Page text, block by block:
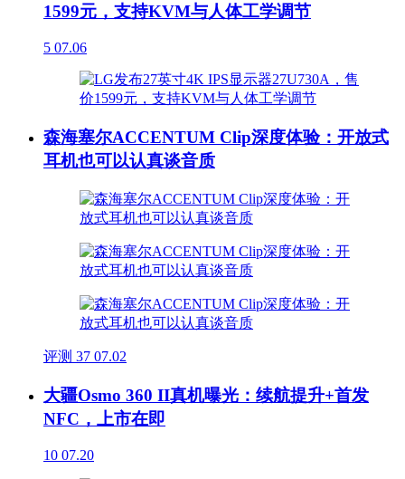
1599元，支持KVM与人体工学调节
5 07.06
森海塞尔ACCENTUM Clip深度体验：开放式
耳机也可以认真谈音质
评测 37 07.02
大疆Osmo 360 II真机曝光：续航提升+首发
NFC，上市在即
10 07.20